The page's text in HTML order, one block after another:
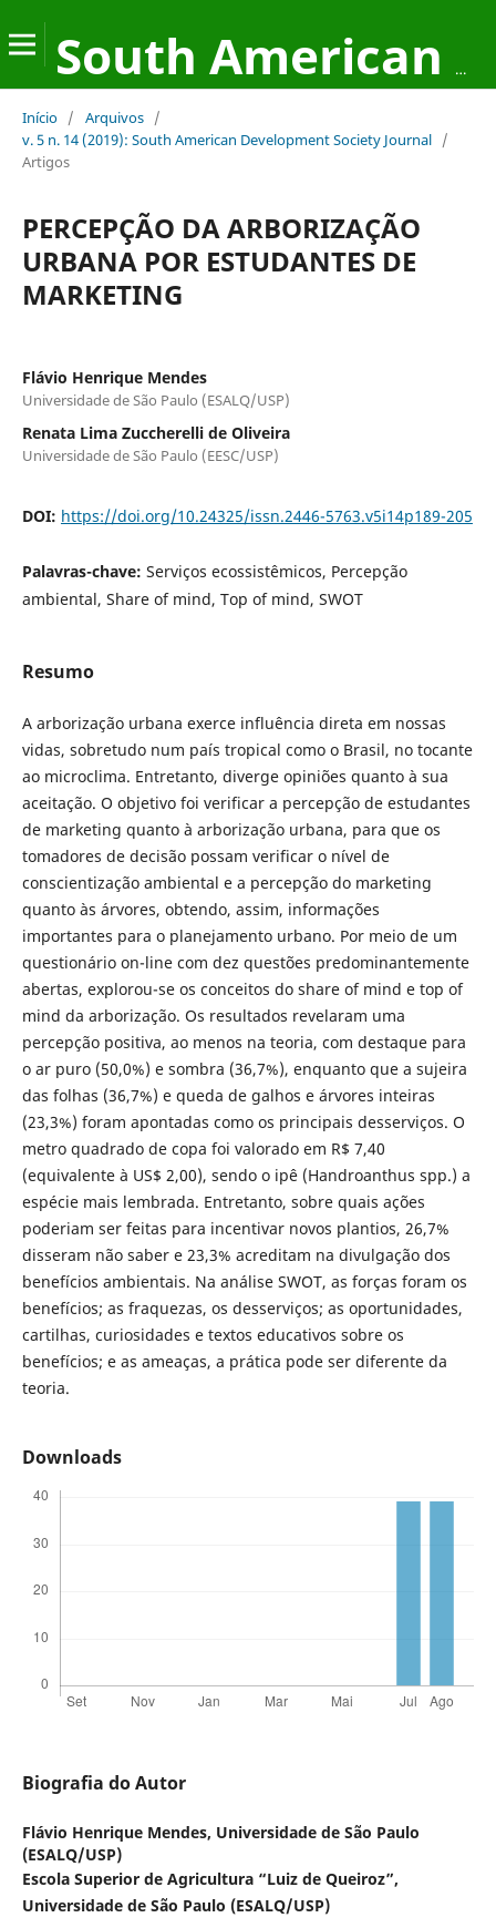
South American Development Society Journal
Início / Arquivos /
v. 5 n. 14 (2019): South American Development Society Journal /
Artigos
PERCEPÇÃO DA ARBORIZAÇÃO
URBANA POR ESTUDANTES DE
MARKETING
Flávio Henrique Mendes
Universidade de São Paulo (ESALQ/USP)
Renata Lima Zuccherelli de Oliveira
Universidade de São Paulo (EESC/USP)
DOI: https://doi.org/10.24325/issn.2446-5763.v5i14p189-205
Palavras-chave: Serviços ecossistêmicos, Percepção
ambiental, Share of mind, Top of mind, SWOT
Resumo
A arborização urbana exerce influência direta em nossas
vidas, sobretudo num país tropical como o Brasil, no tocante
ao microclima. Entretanto, diverge opiniões quanto à sua
aceitação. O objetivo foi verificar a percepção de estudantes
de marketing quanto à arborização urbana, para que os
tomadores de decisão possam verificar o nível de
conscientização ambiental e a percepção do marketing
quanto às árvores, obtendo, assim, informações
importantes para o planejamento urbano. Por meio de um
questionário on-line com dez questões predominantemente
abertas, explorou-se os conceitos do share of mind e top of
mind da arborização. Os resultados revelaram uma
percepção positiva, ao menos na teoria, com destaque para
o ar puro (50,0%) e sombra (36,7%), enquanto que a sujeira
das folhas (36,7%) e queda de galhos e árvores inteiras
(23,3%) foram apontadas como os principais desserviços. O
metro quadrado de copa foi valorado em R$ 7,40
(equivalente à US$ 2,00), sendo o ipê (Handroanthus spp.) a
espécie mais lembrada. Entretanto, sobre quais ações
poderiam ser feitas para incentivar novos plantios, 26,7%
disseram não saber e 23,3% acreditam na divulgação dos
benefícios ambientais. Na análise SWOT, as forças foram os
benefícios; as fraquezas, os desserviços; as oportunidades,
cartilhas, curiosidades e textos educativos sobre os
benefícios; e as ameaças, a prática pode ser diferente da
teoria.
Downloads
Biografia do Autor
Flávio Henrique Mendes, Universidade de São Paulo
(ESALQ/USP)
Escola Superior de Agricultura “Luiz de Queiroz”,
Universidade de São Paulo (ESALQ/USP)